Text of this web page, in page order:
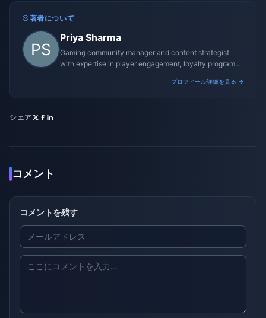
著者について
Priya Sharma
Gaming community manager and content strategist
with expertise in player engagement, loyalty programs,
プロフィール詳細を見る →
シェア
コメント
コメントを残す